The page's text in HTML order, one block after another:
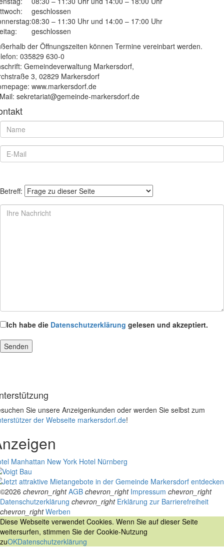
geschlossen
08:30 – 11:30 Uhr und 14:00 – 17:00 Uhr
geschlossen
der Öffnungszeiten können Termine vereinbart werden.
035829 630-0
Gemeindeverwaltung Markersdorf,
3, 02829 Markersdorf
www.markersdorf.de
sekretariat@gemeinde-markersdorf.de
Betreff:
Ich habe die Datenschutzerklärung gelesen und akzeptiert.
Sie unsere Anzeigenkunden oder werden Sie selbst zum
der Webseite markersdorf.de!
Manhattan New York Hotel Nürnberg
©2026 chevron_right AGB chevron_right Impressum chevron_right
Datenschutzerklärung chevron_right Erklärung zur Barrierefreiheit
chevron_right Werben
Diese Webseite verwendet Cookies. Wenn Sie auf dieser Seite
weitersurfen, stimmen Sie der Cookie-Nutzung
zuOKDatenschutzerklärung